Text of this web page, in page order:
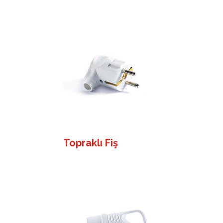
Topraklı Fiş